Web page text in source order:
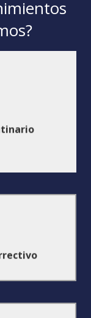
de
averías
realizarse
de